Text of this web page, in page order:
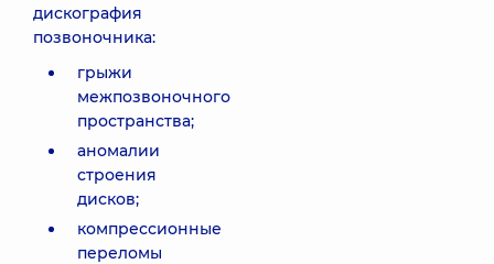
дискография
позвоночника:
грыжи
межпозвоночного
пространства;
аномалии
строения
дисков;
компрессионные
переломы